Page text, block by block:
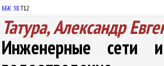
ББК 38.Т12
Татура, Александр
Инженерные сети